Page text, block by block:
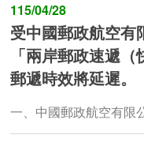
115/04/28
受中國郵政航空有
「兩岸郵政速遞
郵遞時效將延遲。
一、中國郵政航空有限